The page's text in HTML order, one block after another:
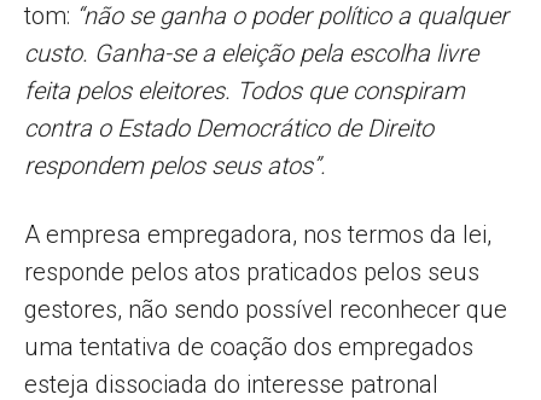
tom: “não se ganha o poder político a qualquer
custo. Ganha-se a eleição pela escolha livre
feita pelos eleitores. Todos que conspiram
contra o Estado Democrático de Direito
respondem pelos seus atos”.
A empresa empregadora, nos termos da lei,
responde pelos atos praticados pelos seus
gestores, não sendo possível reconhecer que
uma tentativa de coação dos empregados
esteja dissociada do interesse patronal